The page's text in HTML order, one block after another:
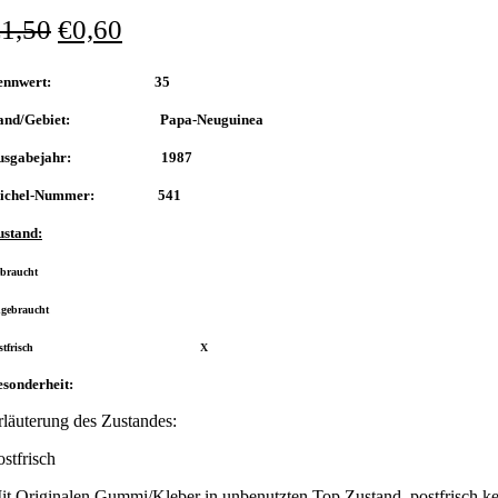
1,50 €0,60
35
Gebiet: Papa-Neuguinea
1987
Nummer: 541
X
des Zustandes: